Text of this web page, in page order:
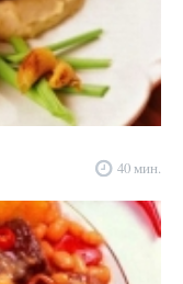
40 мин.